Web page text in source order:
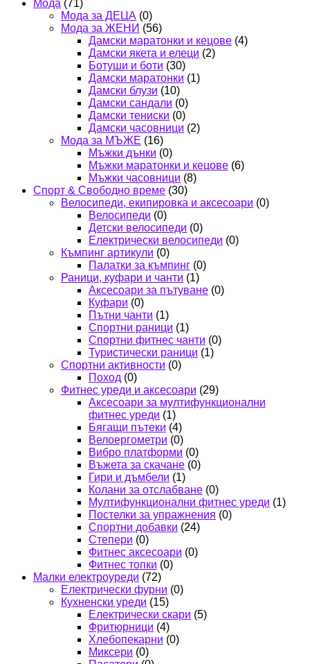
Мода (71)
Мода за ДЕЦА (0)
Мода за ЖЕНИ (56)
Дамски маратонки и кецове (4)
Дамски якета и елеци (2)
Ботуши и боти (30)
Дамски маратонки (1)
Дамски блузи (10)
Дамски сандали (0)
Дамски тениски (0)
Дамски часовници (2)
Мода за МЪЖЕ (16)
Мъжки дънки (0)
Мъжки маратонки и кецове (6)
Мъжки часовници (8)
Спорт & Свободно време (30)
Велосипеди, екипировка и аксесоари (0)
Велосипеди (0)
Детски велосипеди (0)
Електрически велосипеди (0)
Къмпинг артикули (0)
Палатки за къмпинг (0)
Раници, куфари и чанти (1)
Аксесоари за пътуване (0)
Куфари (0)
Пътни чанти (1)
Спортни раници (1)
Спортни фитнес чанти (0)
Туристически раници (1)
Спортни активности (0)
Поход (0)
Фитнес уреди и аксесоари (29)
Аксесоари за мултифункционални
фитнес уреди (1)
Бягащи пътеки (4)
Велоергометри (0)
Вибро платформи (0)
Въжета за скачане (0)
Гири и дъмбели (1)
Колани за отслабване (0)
Мултифункционални фитнес уреди (1)
Постелки за упражнения (0)
Спортни добавки (24)
Степери (0)
Фитнес аксесоари (0)
Фитнес топки (0)
Малки електроуреди (72)
Електрически фурни (0)
Кухненски уреди (15)
Електрически скари (5)
Фритюрници (4)
Хлебопекарни (0)
Миксери (0)